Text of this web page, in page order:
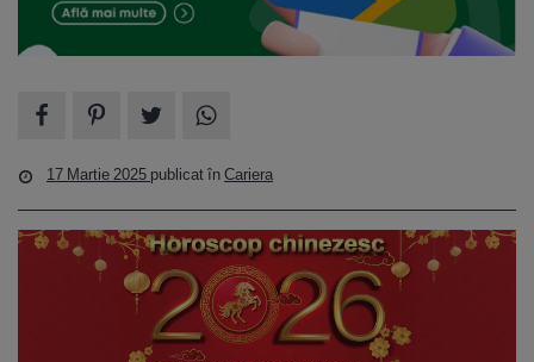
17 Martie 2025 publicat înCariera